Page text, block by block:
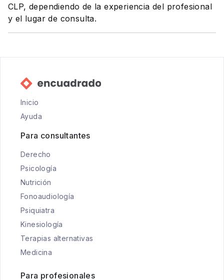
CLP, dependiendo de la experiencia del profesional
y el lugar de consulta.
Inicio
Ayuda
Para consultantes
Derecho
Psicología
Nutrición
Fonoaudiología
Psiquiatra
Kinesiología
Terapias alternativas
Medicina
Para profesionales